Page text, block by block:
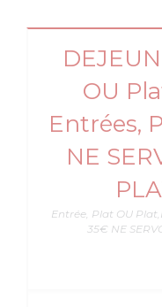
OU
Entrées,
NE
Entrée, Plat OU
35€ NE